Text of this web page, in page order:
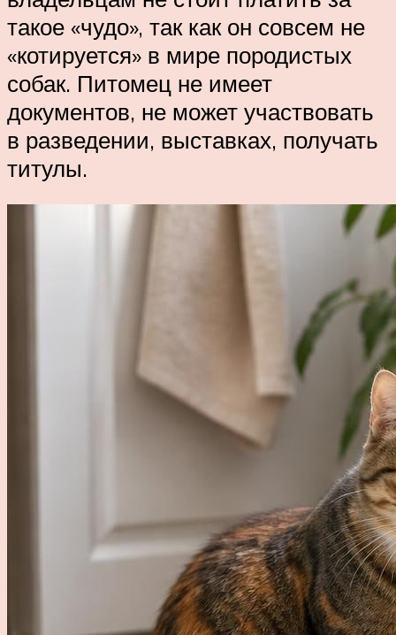
такое «чудо», так как он совсем не
«котируется» в мире породистых
собак. Питомец не имеет
документов, не может участвовать
в разведении, выставках, получать
титулы.